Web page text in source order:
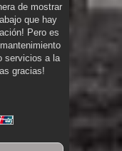
de mostrar
que hay
Pero es
servicios a la
gracias!